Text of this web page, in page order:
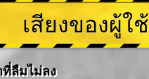
เสียงของผู้ใช้
ที่ลืมไม่ลง